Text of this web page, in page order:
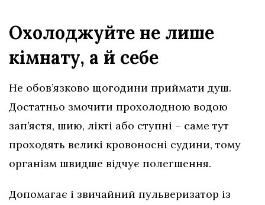
Охолоджуйте не лише
кімнату, а й себе
Не обов’язково щогодини приймати душ.
Достатньо змочити прохолодною водою
зап’ястя, шию, лікті або ступні – саме тут
проходять великі кровоносні судини, тому
організм швидше відчує полегшення.
Допомагає і звичайний пульверизатор із